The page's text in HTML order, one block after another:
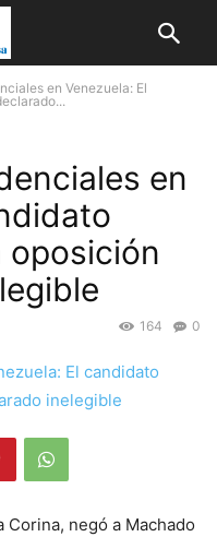
en Venezuela: El
en
oposición
0
164
Corina, negó a Machado